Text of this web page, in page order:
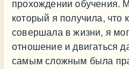
прохождении обучения.
который я получила, что
совершала в жизни, я
отношение и двигаться
самым сложным была